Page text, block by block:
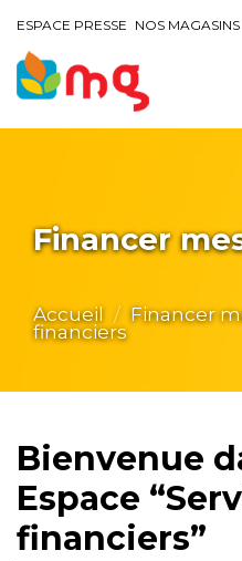
ESPACE PRESSE NOS MAGASINS
Accueil Financer
financiers
Bienvenue
Espace
financiers”
Financer